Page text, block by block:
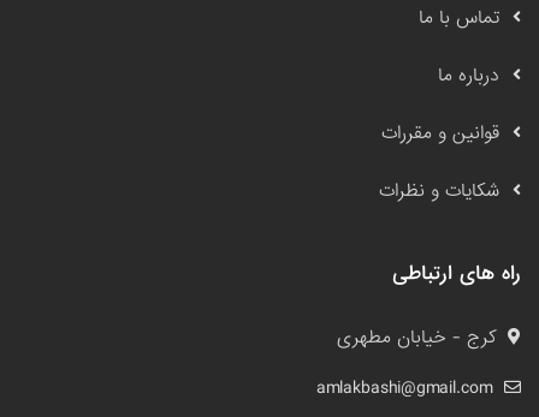
تماس با ما
درباره ما
قوانین و مقررات
شکایات و نظرات
راه های ارتباطی
کرج - خیابان مطهری
amlakbashi@gmail.com